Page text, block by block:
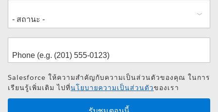
Salesforce ให้ความสำคัญกับความเป็นส่วนตัวของคุณ ในการ
เรียนรู้เพิ่มเติม ไปที่นโยบายความเป็นส่วนตัวของเรา